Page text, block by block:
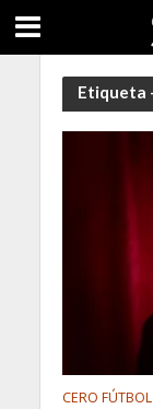
Etiqueta
CERO FÚTBOL